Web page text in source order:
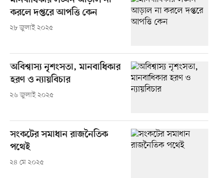
করলে দপ্তরে আপত্তি কেন
২৮ জুলাই ২০২৫
অবিশ্বাস্য নৃশংসতা, মানবাধিকার
হরণ ও ন্যায়বিচার
২৬ জুলাই ২০২৫
সংকটের সমাধান রাজনৈতিক
পথেই
২৪ মে ২০২৫